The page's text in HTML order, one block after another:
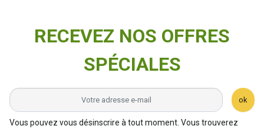
RECEVEZ NOS OFFRES
SPÉCIALES
ok
Vous pouvez vous désinscrire à tout moment. Vous trouverez